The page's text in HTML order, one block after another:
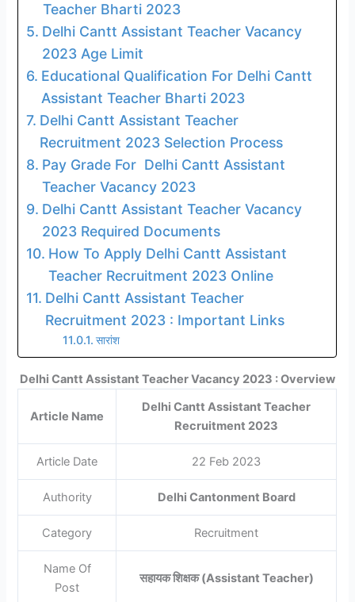
Teacher Bharti 2023
Delhi Cantt Assistant Teacher Vacancy
2023 Age Limit
Educational Qualification For Delhi Cantt
Assistant Teacher Bharti 2023
Delhi Cantt Assistant Teacher
Recruitment 2023 Selection Process
Pay Grade For Delhi Cantt Assistant
Teacher Vacancy 2023
Delhi Cantt Assistant Teacher Vacancy
2023 Required Documents
How To Apply Delhi Cantt Assistant
Teacher Recruitment 2023 Online
Delhi Cantt Assistant Teacher
Recruitment 2023 : Important Links
सारांश
Delhi Cantt Assistant Teacher Vacancy 2023 : Overview
Article Name
Delhi Cantt Assistant Teacher
Recruitment 2023
Article Date 22 Feb 2023
Authority Delhi Cantonment Board
Category Recruitment
Name Of
Post
सहायक शिक्षक (Assistant Teacher)